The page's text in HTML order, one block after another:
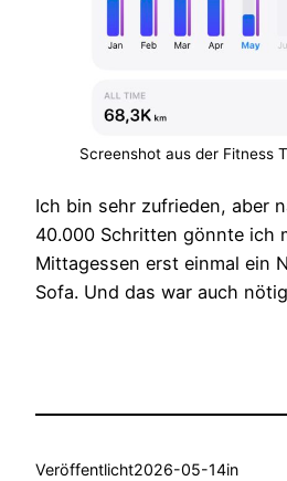
Screenshot aus der Fitness
Ich bin sehr zufrieden, aber
40.000 Schritten gönnte ich
Mittagessen erst einmal ein
Sofa. Und das war auch
Veröffentlicht2026-05-14in